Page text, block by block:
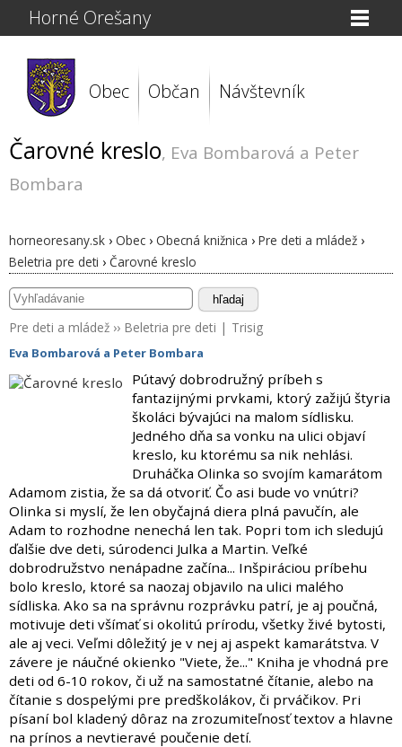
Horné Orešany
Obec Občan Návštevník
Čarovné kreslo, Eva Bombarová a Peter
Bombara
horneoresany.sk › Obec › Obecná knižnica › Pre deti a mládež ›
Beletria pre deti › Čarovné kreslo
hľadaj
Pre deti a mládež ›› Beletria pre deti | Trisig
Eva Bombarová a Peter Bombara
Pútavý dobrodružný príbeh s
fantazijnými prvkami, ktorý zažijú štyria
školáci bývajúci na malom sídlisku.
Jedného dňa sa vonku na ulici objaví
kreslo, ku ktorému sa nik nehlási.
Druháčka Olinka so svojím kamarátom
Adamom zistia, že sa dá otvoriť. Čo asi bude vo vnútri?
Olinka si myslí, že len obyčajná diera plná pavučín, ale
Adam to rozhodne nenechá len tak. Popri tom ich sledujú
ďalšie dve deti, súrodenci Julka a Martin. Veľké
dobrodružstvo nenápadne začína... Inšpiráciou príbehu
bolo kreslo, ktoré sa naozaj objavilo na ulici malého
sídliska. Ako sa na správnu rozprávku patrí, je aj poučná,
motivuje deti všímať si okolitú prírodu, všetky živé bytosti,
ale aj veci. Veľmi dôležitý je v nej aj aspekt kamarátstva. V
závere je náučné okienko "Viete, že..." Kniha je vhodná pre
deti od 6-10 rokov, či už na samostatné čítanie, alebo na
čítanie s dospelými pre predškolákov, či prváčikov. Pri
písaní bol kladený dôraz na zrozumiteľnosť textov a hlavne
na prínos a nevtieravé poučenie detí.